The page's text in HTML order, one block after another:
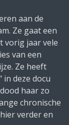
aan de
Ze gaat een
vorig jaar vele
van een
Ze heeft
deze docu
haar zo
chronische
verder en